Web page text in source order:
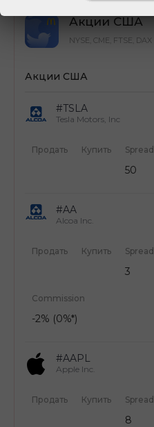
Акции США
NYSE, CME, FTSE, DAX
Акции США
#TSLA
Tesla Motors, Inc
Продать Купить Spread
50
#AA
Alcoa Inc.
Продать Купить Spread
3
Commission
-2% (0%*)
#AAPL
Apple Inc.
Продать Купить Spread
8